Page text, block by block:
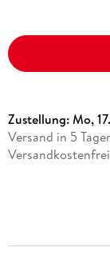
Zustellung:Mo,
Versand in 5
Versandkostenfrei